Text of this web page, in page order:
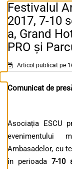
Festivalul
2017, 7-10
a, Grand
PRO și
Articol publicat pe
Comunicat de
Asociația ESCU
evenimentului
Ambasadelor, cu
în perioada 7-10